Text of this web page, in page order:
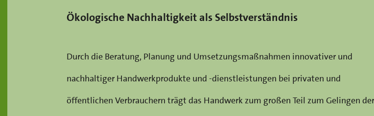
Ökologische Nachhaltigkeit als Selbstverständnis
Durch die Beratung, Planung und Umsetzungsmaßnahmen innovativer und
nachhaltiger Handwerkprodukte und -dienstleistungen bei privaten und
öffentlichen Verbrauchern trägt das Handwerk zum großen Teil zum Gelingen der